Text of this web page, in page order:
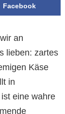
Facebook
an
lieben: zartes
Käse
in
eine wahre